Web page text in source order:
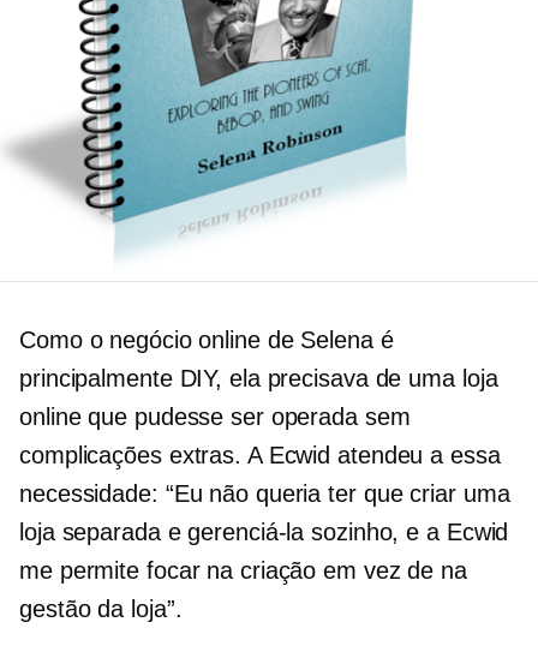
Como o negócio online de Selena é
principalmente DIY, ela precisava de uma loja
online que pudesse ser operada sem
complicações extras. A Ecwid atendeu a essa
necessidade: “Eu não queria ter que criar uma
loja separada e gerenciá-la sozinho, e a Ecwid
me permite focar na criação em vez de na
gestão da loja”.